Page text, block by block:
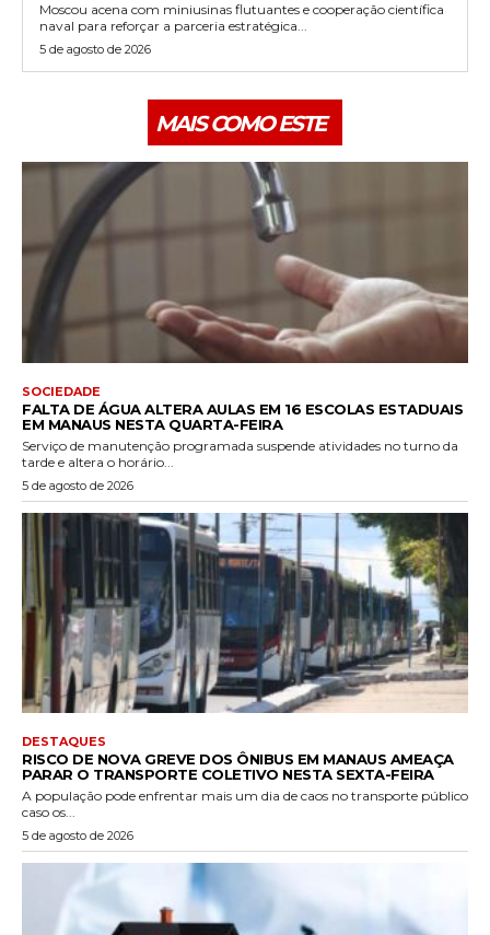
Moscou acena com miniusinas flutuantes e cooperação científica
naval para reforçar a parceria estratégica...
5 de agosto de 2026
MAIS COMO ESTE
SOCIEDADE
FALTA DE ÁGUA ALTERA AULAS EM 16 ESCOLAS ESTADUAIS
EM MANAUS NESTA QUARTA-FEIRA
Serviço de manutenção programada suspende atividades no turno da
tarde e altera o horário...
5 de agosto de 2026
DESTAQUES
RISCO DE NOVA GREVE DOS ÔNIBUS EM MANAUS AMEAÇA
PARAR O TRANSPORTE COLETIVO NESTA SEXTA-FEIRA
A população pode enfrentar mais um dia de caos no transporte público
caso os...
5 de agosto de 2026